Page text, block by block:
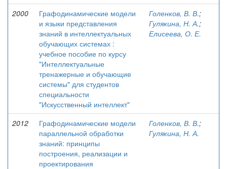
2000
Графодинамические модели
и языки представления
знаний в интеллектуальных
обучающих системах :
учебное пособие по курсу
"Интеллектуальные
тренажерные и обучающие
системы" для студентов
специальности
"Искусственный интеллект"
Голенков, В. В.;
Гулякина, Н. А.;
Елисеева, О. Е.
2012
Графодинамические модели
параллельной обработки
знаний: принципы
построения, реализации и
проектирования
Голенков, В. В.;
Гулякина, Н. А.